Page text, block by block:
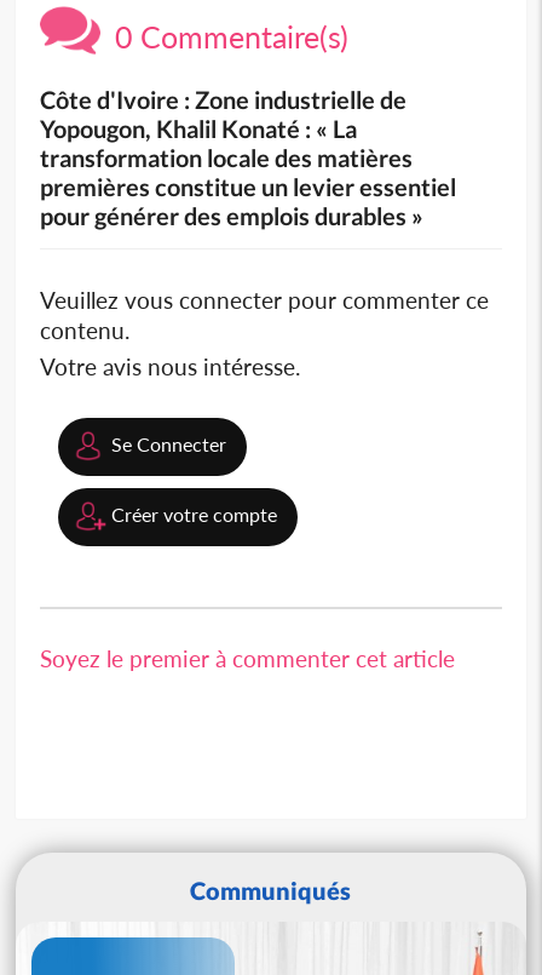
0 Commentaire(s)
Côte d'Ivoire : Zone industrielle de
Yopougon, Khalil Konaté : « La
transformation locale des matières
premières constitue un levier essentiel
pour générer des emplois durables »
Veuillez vous connecter pour commenter ce
contenu.
Votre avis nous intéresse.
Se Connecter
Créer votre compte
Soyez le premier à commenter cet article
Communiqués